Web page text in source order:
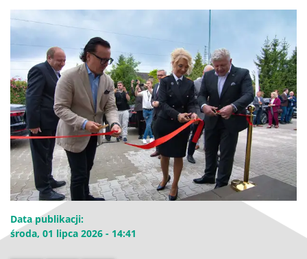
Data publikacji:
środa, 01 lipca 2026 - 14:41